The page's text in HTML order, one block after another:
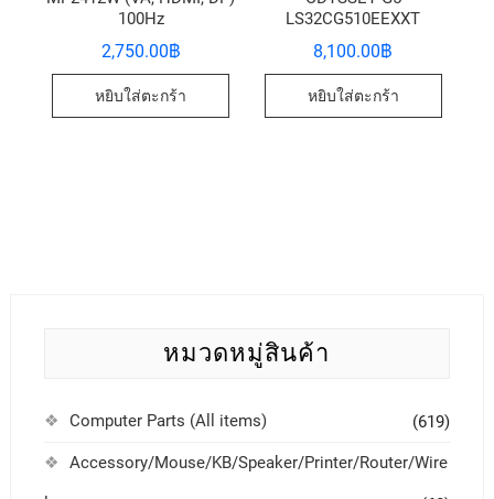
100Hz
2,750.00฿
หยิบใส่ตะกร้า
LS32CG510EEXXT
8,100.00฿
หยิบใส่ตะกร้า
หมวดหมู่สินค้า
Computer Parts (All items) (619)
Accessory/Mouse/KB/Speaker/Printer/Router/Wire